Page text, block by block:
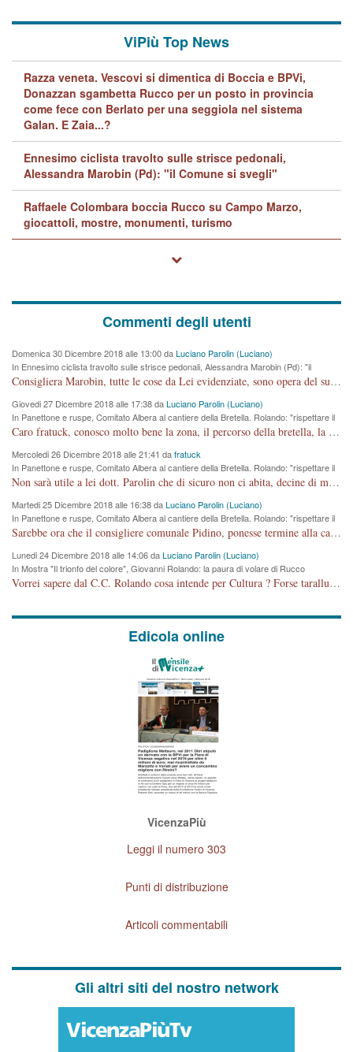
ViPiù Top News
Razza veneta. Vescovi si dimentica di Boccia e BPVi,
Donazzan sgambetta Rucco per un posto in provincia
come fece con Berlato per una seggiola nel sistema
Galan. E Zaia...?
Ennesimo ciclista travolto sulle strisce pedonali,
Alessandra Marobin (Pd): "il Comune si svegli"
Raffaele Colombara boccia Rucco su Campo Marzo,
giocattoli, mostre, monumenti, turismo
Commenti degli utenti
Domenica 30 Dicembre 2018 alle 13:00 daLuciano Parolin (Luciano)
In Ennesimo ciclista travolto sulle strisce pedonali, Alessandra Marobin (Pd): "il
Comune si svegli"
Consigliera Marobin, tutte le cose da Lei evidenziate, sono opera del suo ex Assessore e compagno di Partito Antonio Marco Dalla Pozza Assessore alla "progettazione" di piste ciclabili e altre porcherie. A lui manderei il conto da saldare per incidenti e danni alle persone. E' ora che "finiamola." Avete perso rassegnatevi. qui IL SINDACO RUCCO NON C'ENTRA PER NIENTE. CAPITO!!!!!!!! Amen.
Giovedi 27 Dicembre 2018 alle 17:38 daLuciano Parolin (Luciano)
In Panettone e ruspe, Comitato Albera al cantiere della Bretella. Rolando: "rispettare il
cronoprogramma"
Caro fratuck, conosco molto bene la zona, il percorso della bretella, la situazione dei cittadini, abito in Viale Trento. A partire dal 2003 ho partecipato al Comitato di Maddalene pro bretella, e a riunioni propositive per apportare modifiche al progetto. Numerose mie foto del territorio sono arrivate a Roma, altri miei interventi (non graditi dalla Sx) sono stati pubblicati dal GdV, assieme ad altri come Ciro Asproso, ora favorevole alla bretella. Ho partecipato alla raccolta firme per la chiusura della strada x 5 giorni eseguita dal Sindaco Hullwech per sforamento 180 Micro/g. Pertanto come impegno per la tematica sono apposto con la coscienza. Ora il Progetto è partito, fine! Voglio dire che la nuova Giunta "comunale" non c'entra più. L'opera sarà "malauguratamente" eseguita, ma non con il mio placet. Il Consigliere Comunale dovrebbe capire che la campagna elettorale è finita, con buona pace di tutti. Quello che invece dovrebbe interessare è la proprietà della strada, dall'uscita autostradale Ovest, sino alla Rotatoria dell'Albara, vi sono tre possessori: Autostrade SpA; La Provincia, il Comune. Come la mettiamo per il futuro ? I costi, da 50 sono saliti a 100 milioni di € come dire 20 milioni a KM (!) da non credere. Comunque si farà. Ma nessuno canti Vittoria, anzi meglio non farne un ulteriore fatto "partitico" per questioni elettorali o di seggio. Se mi manda la sua mail, sono disponibile ad inviare i documenti e le foto sopra descritte. Con ossequi, Luciano Parolin
Mercoledi 26 Dicembre 2018 alle 21:41 dafratuck
In Panettone e ruspe, Comitato Albera al cantiere della Bretella. Rolando: "rispettare il
cronoprogramma"
Non sarà utile a lei dott. Parolin che di sicuro non ci abita, decine di migliaia di TIR, automobili e padroncini che passano quotidianamente per una strada appena rotabile, non è più possibile stendere i panni, attraversare la strada senza rischiare la morte, le case stanno crepando, i tempi sono cambiati e la bretella non passerà assolutamente per maddalene (ma cosa sta a dire?!), dia invece responsabilità a chi ha costruito tagliando la strada che doveva invece terminare a isola vicentina e non al moracchino lasciando Motta di Costabissara ancora in panne di traffico. I tempi sono cambiati dottore e se l'anagrafe della vita stagna nell'essere umano impressioni conservatrici, la società non le considera perchè va avanti, si industrializza e ha bisogno di infrastrutture e di sviluppo. Ultima considerazione, se è geloso di Rolando perchè vede in lui solo campagne politiche mentre si difendono i SOLI diritti dei cittadini, la preghiamo faccia considerazioni più appropriate. Saluti e complimenti per i suoi scritti.
Martedi 25 Dicembre 2018 alle 16:38 daLuciano Parolin (Luciano)
In Panettone e ruspe, Comitato Albera al cantiere della Bretella. Rolando: "rispettare il
cronoprogramma"
Sarebbe ora che il consigliere comunale Pidino, ponesse termine alla campagna elettorale nel territorio del suo seggio Villaggio del Sole. La tiraca è iniziata, distruggerà 6 km di prateria ovest della città, ricca di fonti e sorgenti d'acqua. I cittadini di Maddalene non avranno più Pace la notte. Molta colpa per la costruzione di questa Strada è proprio del signor Rolando,dei suoi gazebo mobili e che vuol far passare questa opera VANDALICA come progetto "utile" a chi ? Non è cosa seria sig. Rolando!
Lunedi 24 Dicembre 2018 alle 14:06 daLuciano Parolin (Luciano)
In Mostra "Il trionfo del colore", Giovanni Rolando: la paura di volare di Rucco
Vorrei sapere dal C.C. Rolando cosa intende per Cultura ? Forse tarallucci, vino e sagre, o spaghetti tricolori del PD ? Il continuo (s)parlare della mostra a Palazzo Chiericati caro consigliere DANNEGGIA FORTEMENTE l'immagine della città TUTTA e fa deviare i consensi che in RUSSIA (badi bene ex U.R.S.S.) sono ECCELLENTI. A livello artistico l'evento è di alta Valenza culturale, COMPITO di Tutta la Cittadinanza fare il possibile per propagandare l'iniziativa senza farne UN CASO PARTITICO come fa Lei da sempre. Meno Gazebo + Partecipazione! E così sia. Amen.
Edicola online
VicenzaPiù
Leggi il numero 303
Punti di distribuzione
Articoli commentabili
Gli altri siti del nostro network